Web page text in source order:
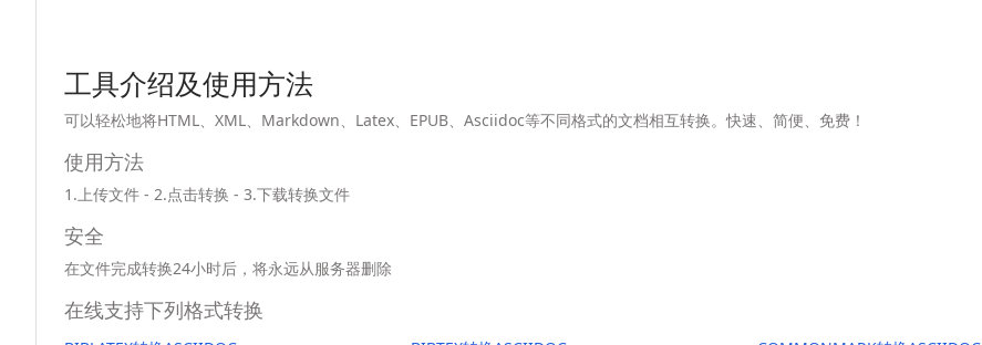
工具介绍及使用方法
可以轻松地将HTML、XML、Markdown、Latex、EPUB、Asciidoc等不同格式的文档相互转换。快速、简便、免费！
使用方法
1.上传文件 - 2.点击转换 - 3.下载转换文件
安全
在文件完成转换24小时后，将永远从服务器删除
在线支持下列格式转换